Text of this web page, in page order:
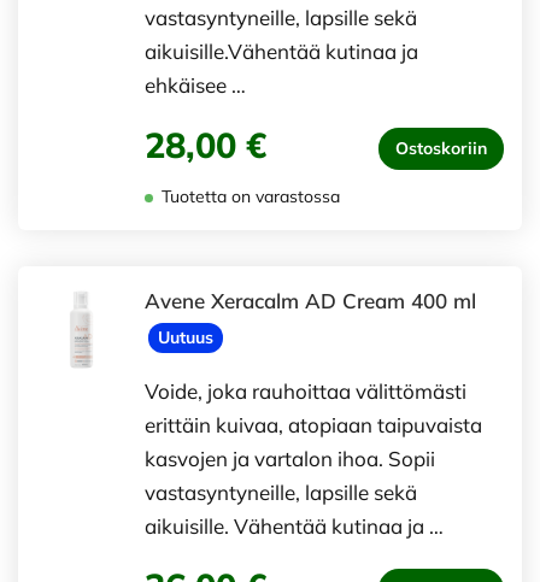
vastasyntyneille, lapsille sekä
aikuisille.Vähentää kutinaa ja
ehkäisee …
28,00 € Ostoskoriin
Tuotetta on varastossa
Avene Xeracalm AD Cream 400 ml
Uutuus
Voide, joka rauhoittaa välittömästi
erittäin kuivaa, atopiaan taipuvaista
kasvojen ja vartalon ihoa. Sopii
vastasyntyneille, lapsille sekä
aikuisille. Vähentää kutinaa ja …